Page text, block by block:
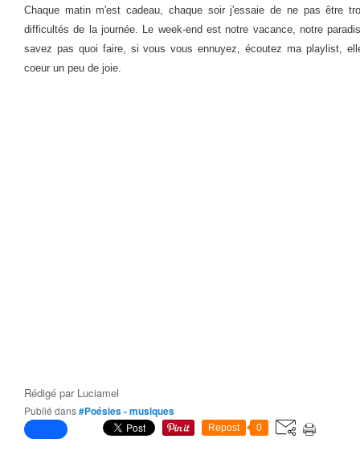
Chaque matin m'est cadeau, chaque soir j'essaie de ne pas être
difficultés de la journée. Le week-end est notre vacance, notre
savez pas quoi faire, si vous vous ennuyez, écoutez ma playlist,
coeur un peu de joie.
Rédigé par Luciamel
Publié dans#Poésies - musiques
Repost 0